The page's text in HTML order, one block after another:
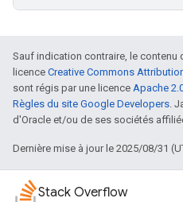
Sauf indication contraire, le contenu
licence Creative Commons
sont régis par une licence Apache
Règles du site Google Developers.
d'Oracle et/ou de ses sociétés
Dernière mise à jour le 2025/08/31
Stack Overflow